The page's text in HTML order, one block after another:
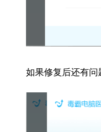
如果修复后还有问